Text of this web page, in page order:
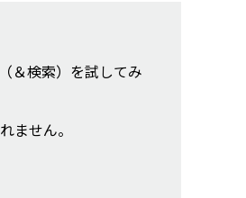
＆検索）を試してみ
ません。